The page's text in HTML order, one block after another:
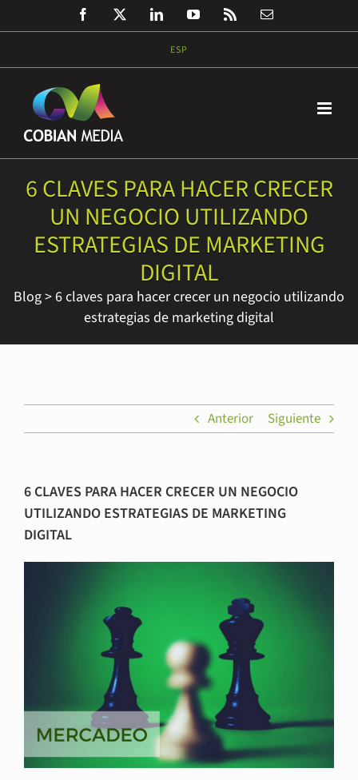
al
FacebookTwitterLinkedInYouTube
Correo
ESP
6 CLAVES PARA HACER CRECER
UN NEGOCIO UTILIZANDO
ESTRATEGIAS DE MARKETING
DIGITAL
Blog>6 claves para hacer crecer un negocio utilizando
estrategias de marketing digital
Anterior Siguiente
6 CLAVES PARA HACER CRECER UN NEGOCIO
UTILIZANDO ESTRATEGIAS DE MARKETING
DIGITAL